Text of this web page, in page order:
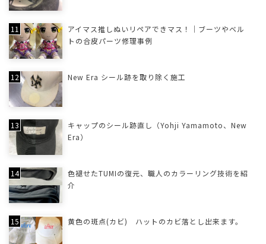
アイマス推しぬいリペアできマス！｜ブーツやベル
トの合皮パーツ修理事例
New Era シール跡を取り除く施工
キャップのシール跡直し（Yohji Yamamoto、New
Era）
色褪せたTUMIの復元、職人のカラーリング技術を紹
介
黄色の斑点(カビ) ハットのカビ落とし出来ます。